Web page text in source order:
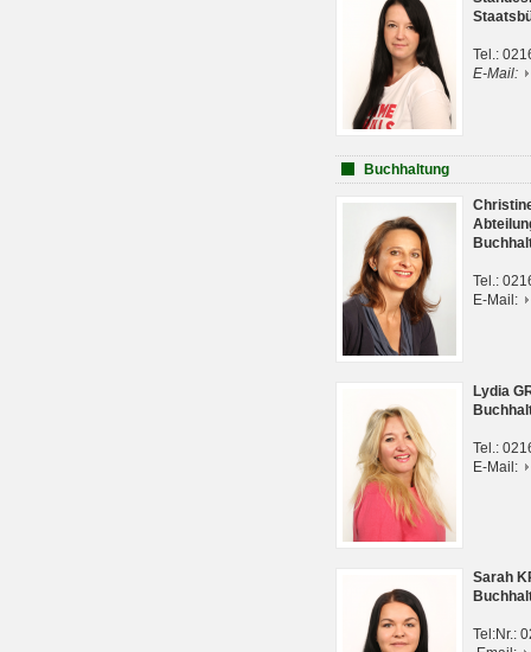
Tel.:
E-Mail:
Buchhaltung
Tel.:
E-Mail:
Lydia
Tel.:
E-Mail:
Sarah
Tel:Nr.: